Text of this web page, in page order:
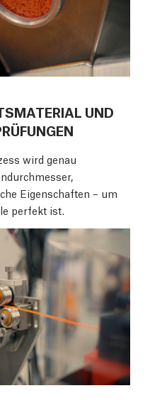
UND
wird genau
Eigenschaften – um
perfekt ist.